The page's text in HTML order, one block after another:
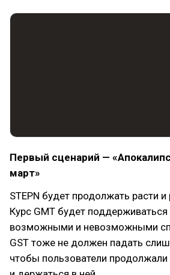
Первый сценарий —
март»
STEPN будет продолжать расти и
Курс GMT будет
возможными и невозможными
GST тоже не должен падать
чтобы пользователи продолжали